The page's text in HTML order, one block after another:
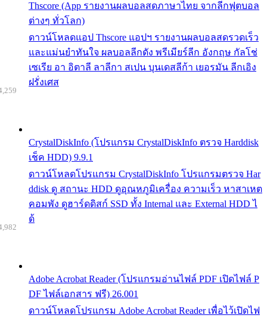
Thscore (App รายงานผลบอลสดภาษาไทย จากลีกฟุตบอล
ต่างๆ ทั่วโลก)
ดาวน์โหลดแอป Thscore แอปฯ รายงานผลบอลสดรวดเร็ว
และแม่นยำทันใจ ผลบอลลีกดัง พรีเมียร์ลีก อังกฤษ กัลโช่
เซเรีย อา อิตาลี ลาลีกา สเปน บุนเดสลีก้า เยอรมัน ลีกเอิง
ฝรั่งเศส
CrystalDiskInfo (โปรแกรม CrystalDiskInfo ตรวจ Harddisk
เช็ค HDD) 9.9.1
ดาวน์โหลดโปรแกรม CrystalDiskInfo โปรแกรมตรวจ Har
ddisk ดู สถานะ HDD ดูอุณหภูมิเครื่อง ความเร็ว หาสาเหต
คอมพัง ดูฮาร์ดดิสก์ SSD ทั้ง Internal และ External HDD ไ
ด้
Adobe Acrobat Reader (โปรแกรมอ่านไฟล์ PDF เปิดไฟล์ P
DF ไฟล์เอกสาร ฟรี) 26.001
ดาวน์โหลดโปรแกรม Adobe Acrobat Reader เพื่อไว้เปิดไฟ